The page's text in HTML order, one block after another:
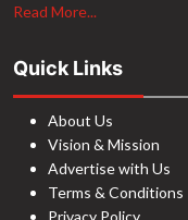
Read More...
Quick Links
About Us
Vision & Mission
Advertise with Us
Terms & Conditions
Privacy Policy